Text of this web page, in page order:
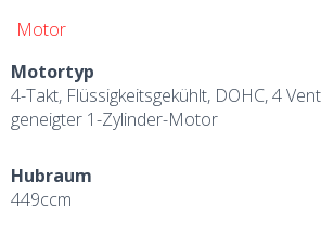
Motor
Motortyp
4-Takt, Flüssigkeitsgekühlt, DOHC, 4
geneigter 1-Zylinder-Motor
Hubraum
449ccm